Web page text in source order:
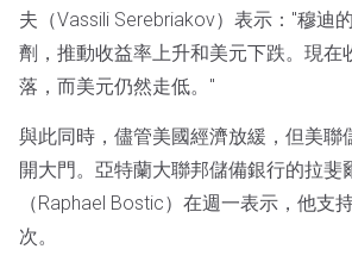
夫（Vassili Serebriakov）表示："穆迪
劑，推動收益率上升和美元下跌。現在
落，而美元仍然走低。"
與此同時，儘管美國經濟放緩，但美聯
開大門。亞特蘭大聯邦儲備銀行的拉斐
（Raphael Bostic）在週一表示，他支
次。